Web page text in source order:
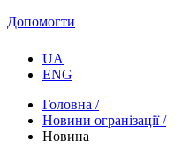
Допомогти
UA
ENG
Головна /
Новини огранізації /
Новина